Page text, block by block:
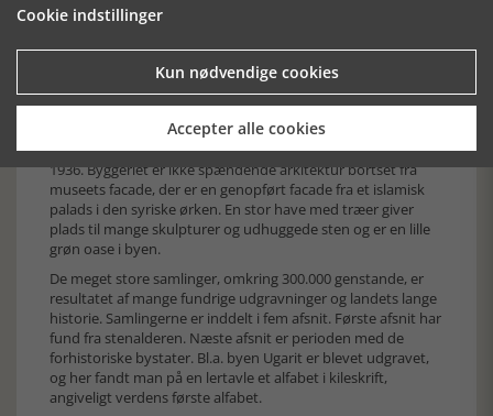
tæt på universitetet. Her er en evig strøm af biler, og gode
fortove er ikke noget, man har investeret i. Og pas på!
Bilerne holder ikke tilbage for fodgængere, som krydser
gaden, heller ikke når man går i et fodgægerfelt. Museet blev
grundlagt i 1919 af Faisal 1. Kort efter blev Syrien fransk
madatområde. Med våbenmagt blev landet besat. Den
situation fortsatte, til landet fik selvstændighed i 1946. De
nuværende bygninger blev opført i den franske tid, nemlig i
1936. Byggeriet er ikke spændende arkitektur bortset fra
museets facade, der er en genopført facade fra et islamisk
palads i den syriske ørken. En stor have med træer giver
plads til mange skulpturer og udhuggede sten og er en lille
grøn oase i byen.
De meget store samlinger, omkring 300.000 genstande, er
resultatet af mange fundrige udgravninger og landets lange
historie. Samlingerne er inddelt i fem afsnit. Første afsnit har
fund fra stenalderen. Næste afsnit er perioden med de
forhistoriske bystater. Bl.a. byen Ugarit er blevet udgravet,
og her fandt man på en lertavle et alfabet i kileskrift,
angiveligt verdens første alfabet.
Cookie indstillinger
Kun nødvendige cookies
Accepter alle cookies